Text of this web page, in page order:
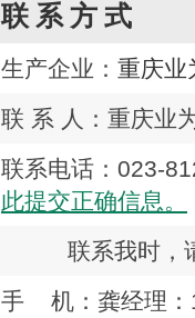
联系方式
生产企业： 重庆业
联 系 人：重庆业
联系电话：
此提交正确信息。
联系我时，
手 机：龚经理：